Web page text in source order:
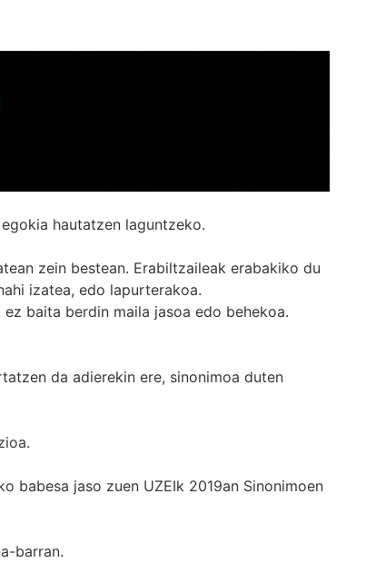
hautatzen laguntzeko.
zein bestean. Erabiltzaileak erabakiko du
izatea, edo lapurterakoa.
baita berdin maila jasoa edo behekoa.
da adierekin ere, sinonimoa duten
babesa jaso zuen UZEIk 2019an Sinonimoen
barran.